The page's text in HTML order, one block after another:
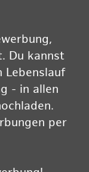
Du kannst
Lebenslauf
- in allen
per